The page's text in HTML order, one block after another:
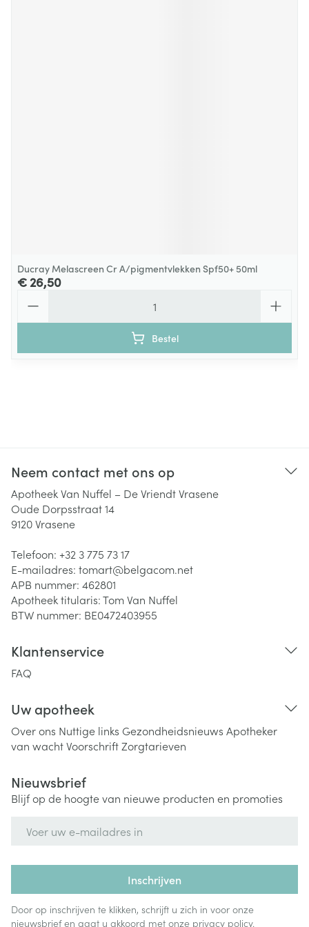
Ducray Melascreen Cr A/pigmentvlekken Spf50+ 50ml
€ 26,50
Bestel
Neem contact met ons op
Apotheek Van Nuffel – De Vriendt Vrasene
Oude Dorpsstraat 14
9120Vrasene
Telefoon: +32 3 775 73 17
E-mailadres: tomart@belgacom.net
APB nummer: 462801
Apotheek titularis:Tom Van Nuffel
BTW nummer: BE0472403955
Klantenservice
FAQ
Uw apotheek
Over ons Nuttige links Gezondheidsnieuws Apotheker
van wachtVoorschriftZorgtarieven
Nieuwsbrief
Blijf op de hoogte van nieuwe producten en promoties
Inschrijven
Door op inschrijven te klikken, schrijft u zich in voor onze
nieuwsbrief en gaat u akkoord met onze privacy policy.